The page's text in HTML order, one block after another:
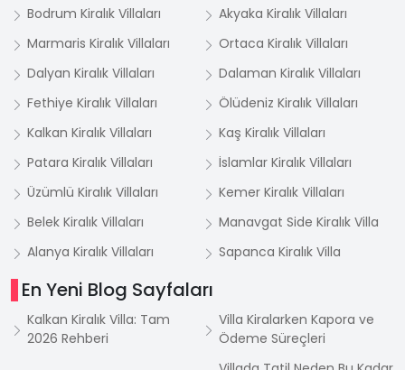
Bodrum Kiralık Villaları
Akyaka Kiralık Villaları
Marmaris Kiralık Villaları
Ortaca Kiralık Villaları
Dalyan Kiralık Villaları
Dalaman Kiralık Villaları
Fethiye Kiralık Villaları
Ölüdeniz Kiralık Villaları
Kalkan Kiralık Villaları
Kaş Kiralık Villaları
Patara Kiralık Villaları
İslamlar Kiralık Villaları
Üzümlü Kiralık Villaları
Kemer Kiralık Villaları
Belek Kiralık Villaları
Manavgat Side Kiralık Villa
Alanya Kiralık Villaları
Sapanca Kiralık Villa
En Yeni Blog Sayfaları
Kalkan Kiralık Villa: Tam
2026 Rehberi
Villa Kiralarken Kapora ve
Ödeme Süreçleri